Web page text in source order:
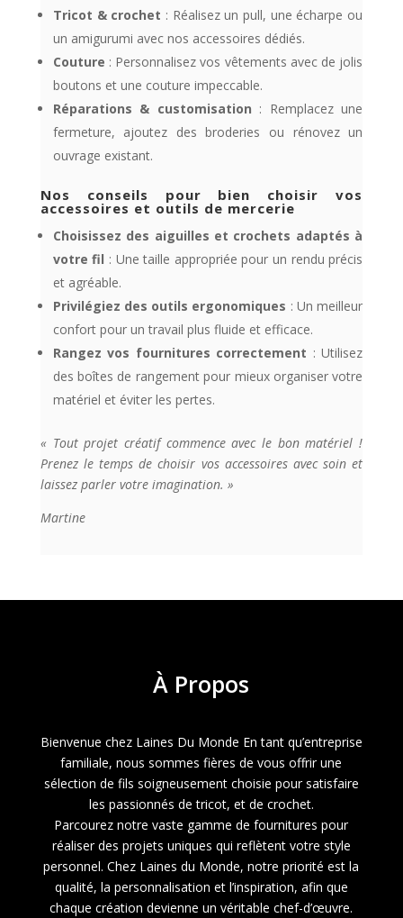
Tricot & crochet : Réalisez un pull, une écharpe ou
un amigurumi avec nos accessoires dédiés.
Couture : Personnalisez vos vêtements avec de jolis
boutons et une couture impeccable.
Réparations & customisation : Remplacez une
fermeture, ajoutez des broderies ou rénovez un
ouvrage existant.
Nos conseils pour bien choisir vos
accessoires et outils de mercerie
Choisissez des aiguilles et crochets adaptés à
votre fil : Une taille appropriée pour un rendu précis
et agréable.
Privilégiez des outils ergonomiques : Un meilleur
confort pour un travail plus fluide et efficace.
Rangez vos fournitures correctement : Utilisez
des boîtes de rangement pour mieux organiser votre
matériel et éviter les pertes.
« Tout projet créatif commence avec le bon matériel !
Prenez le temps de choisir vos accessoires avec soin et
laissez parler votre imagination. »
Martine
À Propos
Bienvenue chez Laines Du Monde En tant qu’entreprise
familiale, nous sommes fières de vous offrir une
sélection de fils soigneusement choisie pour satisfaire
les passionnés de tricot, et de crochet.
Parcourez notre vaste gamme de fournitures pour
réaliser des projets uniques qui reflètent votre style
personnel. Chez Laines du Monde, notre priorité est la
qualité, la personnalisation et l’inspiration, afin que
chaque création devienne un véritable chef-d’œuvre.